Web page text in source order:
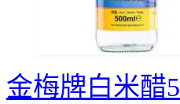
金梅牌白米醋